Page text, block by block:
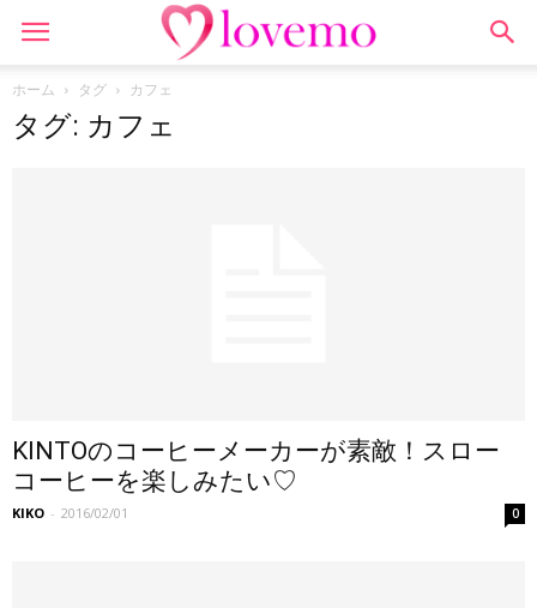
ホーム タグ カフェ
タグ: カフェ
KINTOのコーヒーメーカーが素敵！スロー
コーヒーを楽しみたい♡
KIKO - 2016/02/01 0